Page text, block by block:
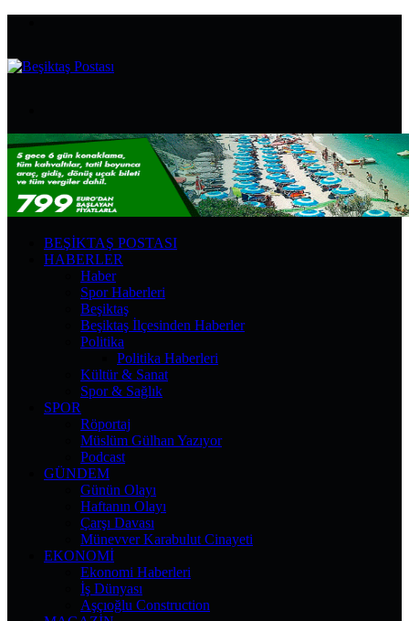
...
BEŞIKTAŞ POSTASI
HABERLER
Haber
Spor Haberleri
Beşiktaş
Beşiktaş İlçesinden Haberler
Politika
Politika Haberleri
Kültür & Sanat
Spor & Sağlık
SPOR
Röportaj
Müslüm Gülhan Yazıyor
Podcast
GÜNDEM
Günün Olayı
Haftanın Olayı
Çarşı Davası
Münevver Karabulut Cinayeti
EKONOMI
Ekonomi Haberleri
İş Dünyası
Aşçıoğlu Construction